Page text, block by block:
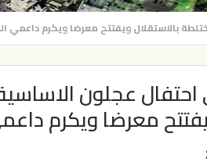
بالاستقلال ويفتتح معرضا ويكرم داعمي
عجلون
معرضا ويكرم